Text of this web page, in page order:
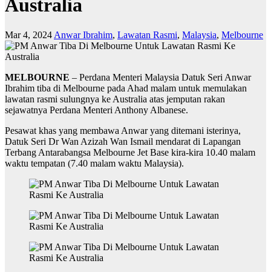
Australia
Mar 4, 2024 Anwar Ibrahim, Lawatan Rasmi, Malaysia, Melbourne
MELBOURNE – Perdana Menteri Malaysia Datuk Seri Anwar
Ibrahim tiba di Melbourne pada Ahad malam untuk memulakan
lawatan rasmi sulungnya ke Australia atas jemputan rakan
sejawatnya Perdana Menteri Anthony Albanese.
Pesawat khas yang membawa Anwar yang ditemani isterinya,
Datuk Seri Dr Wan Azizah Wan Ismail mendarat di Lapangan
Terbang Antarabangsa Melbourne Jet Base kira-kira 10.40 malam
waktu tempatan (7.40 malam waktu Malaysia).